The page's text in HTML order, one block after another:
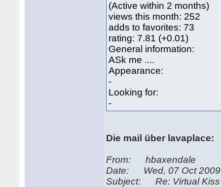
(Active within 2 months)
views this month: 252
adds to favorites: 73
rating: 7.81 (+0.01)
General information:
ASk me ....
Appearance:
-
Looking for:
-
Die mail über lavaplace:
From: hbaxendale
Date: Wed, 07 Oct 2009
Subject: Re: Virtual Kiss